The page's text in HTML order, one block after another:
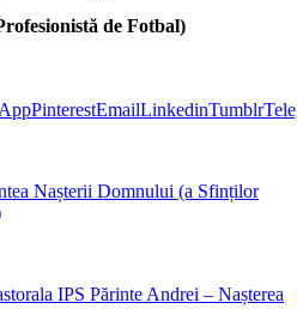
de Fotbal)
PinterestEmailLinkedinTumblr
Nașterii Domnului (a Sfinților
IPS Părinte Andrei – Nașterea